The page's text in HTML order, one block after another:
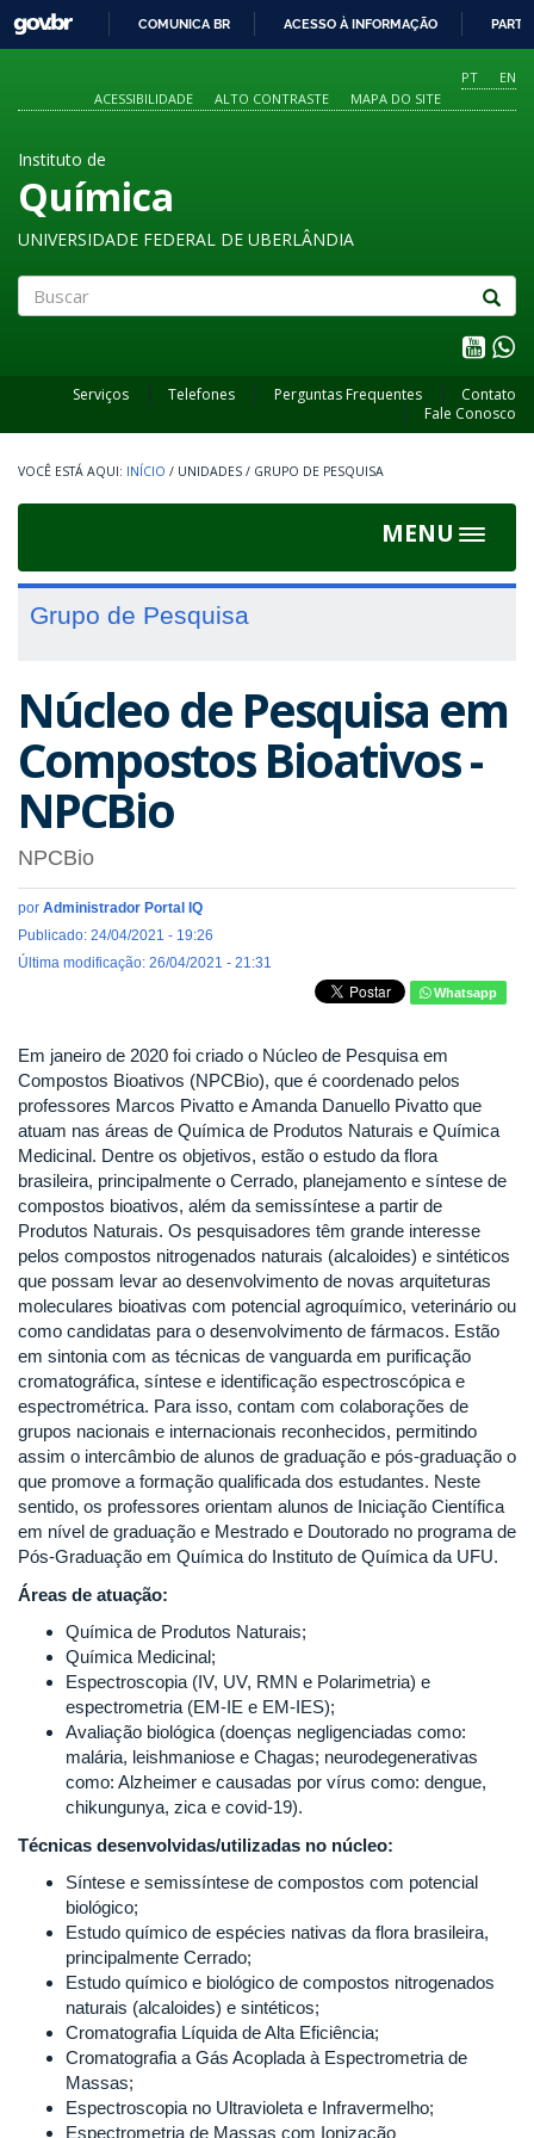
O
CONTEÚDO
GOVBR
COMUNICA BR ACESSO À INFORMAÇÃO
PT
EN
ACESSIBILIDADE
ALTO CONTRASTE MAPA DO SITE
Instituto de
Química
UNIVERSIDADE FEDERAL DE UBERLÂNDIA
Serviços Telefones Perguntas Frequentes
Contato
Fale Conosco
INÍCIO / UNIDADES / GRUPO DE PESQUISA
MENU
Toggle
Grupo de Pesquisa
Núcleo de Pesquisa em
Compostos Bioativos -
NPCBio
NPCBio
por Administrador Portal IQ
Publicado: 24/04/2021 - 19:26
Última modificação: 26/04/2021 - 21:31
Whatsapp
Em janeiro de 2020 foi criado o Núcleo de Pesquisa em
Compostos Bioativos (NPCBio), que é coordenado pelos
professores Marcos Pivatto e Amanda Danuello Pivatto que
atuam nas áreas de Química de Produtos Naturais e Química
Medicinal. Dentre os objetivos, estão o estudo da flora
brasileira, principalmente o Cerrado, planejamento e síntese de
compostos bioativos, além da semissíntese a partir de
Produtos Naturais. Os pesquisadores têm grande interesse
pelos compostos nitrogenados naturais (alcaloides) e sintéticos
que possam levar ao desenvolvimento de novas arquiteturas
moleculares bioativas com potencial agroquímico, veterinário ou
como candidatas para o desenvolvimento de fármacos. Estão
em sintonia com as técnicas de vanguarda em purificação
cromatográfica, síntese e identificação espectroscópica e
espectrométrica. Para isso, contam com colaborações de
grupos nacionais e internacionais reconhecidos, permitindo
assim o intercâmbio de alunos de graduação e pós-graduação o
que promove a formação qualificada dos estudantes. Neste
sentido, os professores orientam alunos de Iniciação Científica
em nível de graduação e Mestrado e Doutorado no programa de
Pós-Graduação em Química do Instituto de Química da UFU.
Áreas de atuação:
Química de Produtos Naturais;
Química Medicinal;
Espectroscopia (IV, UV, RMN e Polarimetria) e
espectrometria (EM-IE e EM-IES);
Avaliação biológica (doenças negligenciadas como:
malária, leishmaniose e Chagas; neurodegenerativas
como: Alzheimer e causadas por vírus como: dengue,
chikungunya, zica e covid-19).
Técnicas desenvolvidas/utilizadas no núcleo:
Síntese e semissíntese de compostos com potencial
biológico;
Estudo químico de espécies nativas da flora brasileira,
principalmente Cerrado;
Estudo químico e biológico de compostos nitrogenados
naturais (alcaloides) e sintéticos;
Cromatografia Líquida de Alta Eficiência;
Cromatografia a Gás Acoplada à Espectrometria de
Massas;
Espectroscopia no Ultravioleta e Infravermelho;
Espectrometria de Massas com Ionização